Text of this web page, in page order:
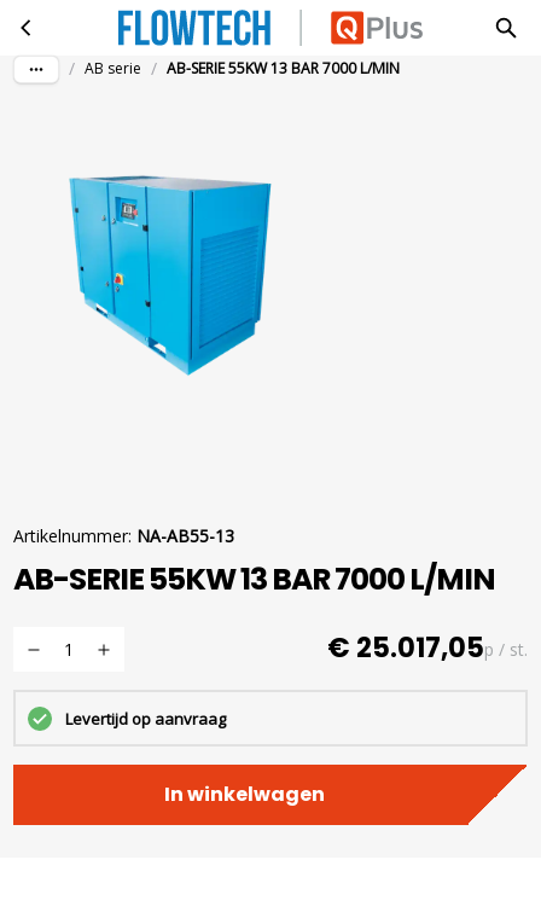
Ga naar hoofdinhoudAB-SERIE 55KW 13 BAR 7000 L/MIN
/ AB serie / AB-SERIE 55KW 13 BAR 7000 L/MIN
Artikelnummer: NA-AB55-13
AB-SERIE 55KW 13 BAR 7000 L/MIN
€ 25.017,05p / st.
Levertijd op aanvraag
In winkelwagen